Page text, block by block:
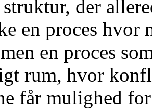
der
en proces hvor
en proces
rum, hvor
får mulighed